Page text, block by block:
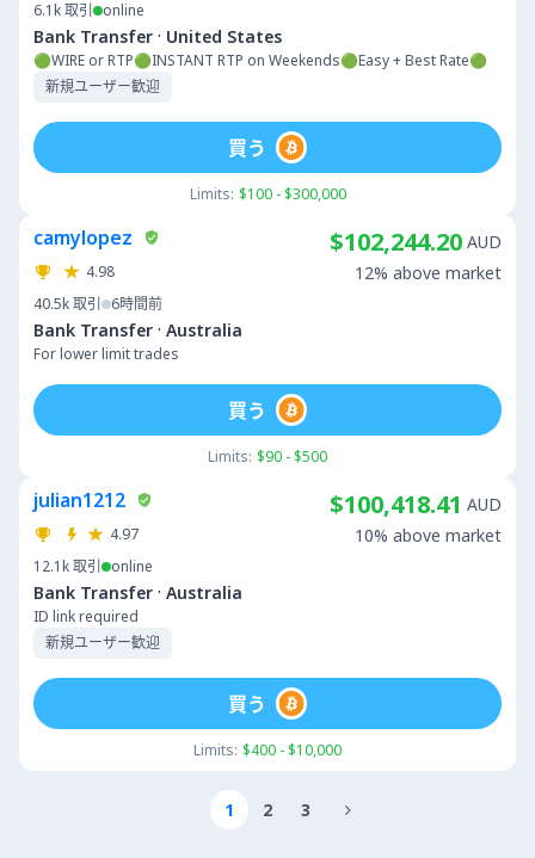
6.1k取引 online
Bank Transfer · United States
🟢WIRE or RTP🟢INSTANT RTP on Weekends🟢Easy + Best Rate🟢
新規ユーザー歓迎
Limits: $100 - $300,000
買う
camylopez
4.98
40.5k取引 6時間前
Bank Transfer · Australia
For lower limit trades
$102,244.20 AUD
12% above market
Limits: $90 - $500
買う
julian1212
4.97
12.1k取引 online
Bank Transfer · Australia
ID link required
新規ユーザー歓迎
$100,418.41 AUD
10% above market
Limits: $400 - $10,000
買う
1 2 3 